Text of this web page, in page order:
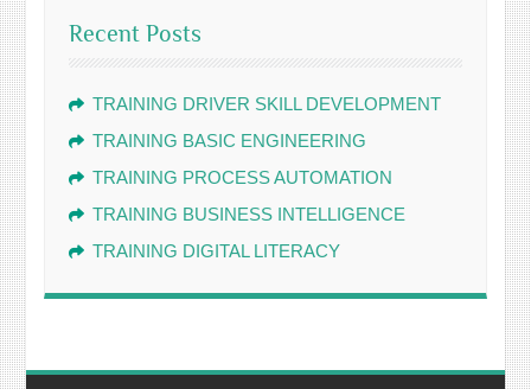
Recent Posts
TRAINING DRIVER SKILL DEVELOPMENT
TRAINING BASIC ENGINEERING
TRAINING PROCESS AUTOMATION
TRAINING BUSINESS INTELLIGENCE
TRAINING DIGITAL LITERACY